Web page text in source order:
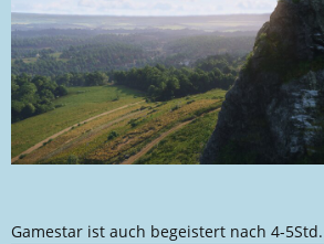
Gamestar ist auch begeistert nach 4-